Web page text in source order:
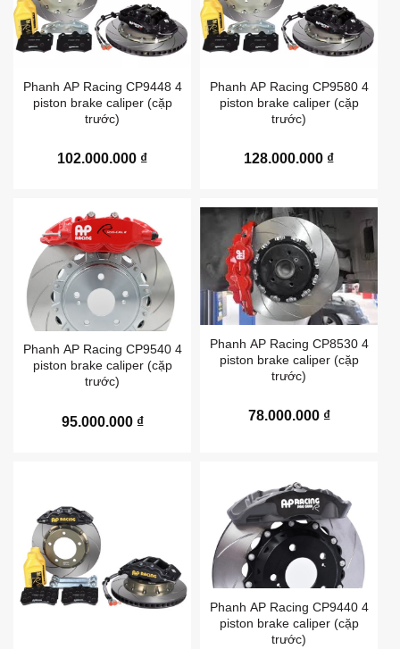
Phanh AP Racing CP9448 4
piston brake caliper (cặp
trước)
102.000.000 ₫
Phanh AP Racing CP9580 4
piston brake caliper (cặp
trước)
128.000.000 ₫
Phanh AP Racing CP9540 4
piston brake caliper (cặp
trước)
95.000.000 ₫
Phanh AP Racing CP8530 4
piston brake caliper (cặp
trước)
78.000.000 ₫
Phanh AP Racing CP9440 4
piston brake caliper (cặp
trước)